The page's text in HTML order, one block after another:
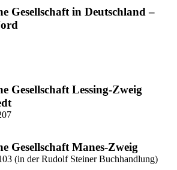
Gesellschaft in Deutschland –
Gesellschaft Lessing-Zweig
Gesellschaft Manes-Zweig
(in der Rudolf Steiner Buchhandlung)